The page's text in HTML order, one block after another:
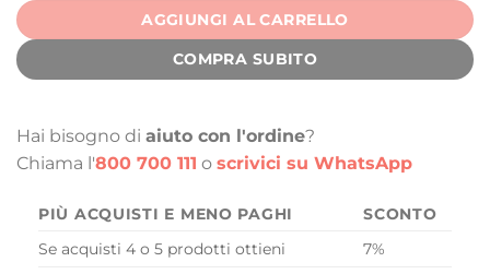
AGGIUNGI AL CARRELLO
COMPRA SUBITO
Hai bisogno di aiuto con l'ordine?
Chiama l'800 700 111 o scrivici su WhatsApp
PIÙ ACQUISTI E MENO PAGHI
SCONTO
Se acquisti 4 o 5 prodotti ottieni
7%